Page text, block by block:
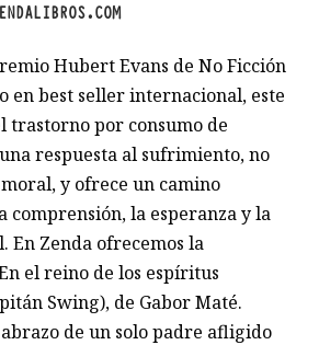
Hubert Evans de No Ficción
en best seller internacional, este
trastorno por consumo de
respuesta al sufrimiento, no
y ofrece un camino
comprensión, la esperanza y la
En Zenda ofrecemos la
el reino de los espíritus
Swing), de Gabor Maté.
de un solo padre afligido